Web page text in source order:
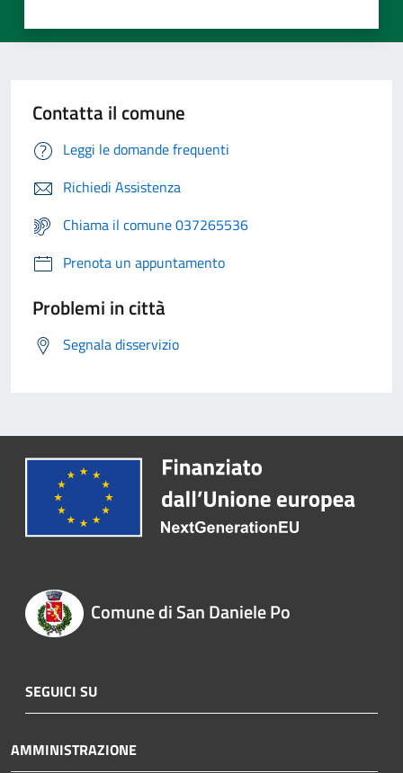
Contatta il comune
Leggi le domande frequenti
Richiedi Assistenza
Chiama il comune 037265536
Prenota un appuntamento
Problemi in città
Segnala disservizio
Comune di San Daniele Po
SEGUICI SU
AMMINISTRAZIONE